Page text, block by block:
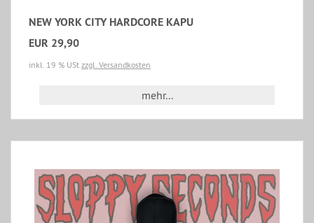
NEW YORK CITY HARDCORE KAPU
EUR 29,90
inkl. 19 % USt zzgl. Versandkosten
mehr...